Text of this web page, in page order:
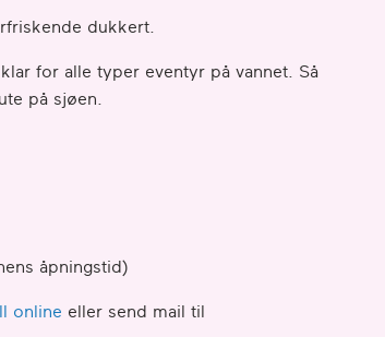
dukkert.
for alle typer eventyr på vannet. Så
på sjøen.
åpningstid)
online eller send mail til